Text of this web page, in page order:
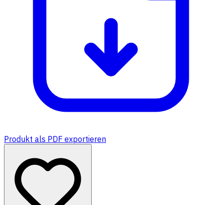
Produkt als PDF exportieren